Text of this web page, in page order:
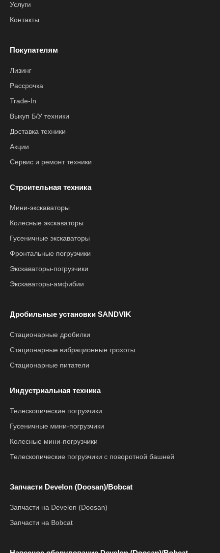
Услуги
Контакты
Покупателям
Лизинг
Рассрочка
Trade-In
Выкуп Б/У техники
Доставка техники
Акции
Сервис и ремонт техники
Строительная техника
Мини-экскаваторы
Колесные экскаваторы
Гусеничные экскаваторы
Фронтальные погрузчики
Экскаваторы-погрузчики
Экскаваторы-амфибии
Дробильные установки SANDVIK
Стационарные дробилки
Стационарные вибрационные грохоты
Стационарные питатели
Индустриальная техника
Телескопические погрузчики
Гусеничные мини-погрузчики
Колесные мини-погрузчики
Телескопические погрузчики с поворотной башней
Запчасти Develon (Doosan)/Bobcat
Запчасти на Develon (Doosan)
Запчасти на Bobcat